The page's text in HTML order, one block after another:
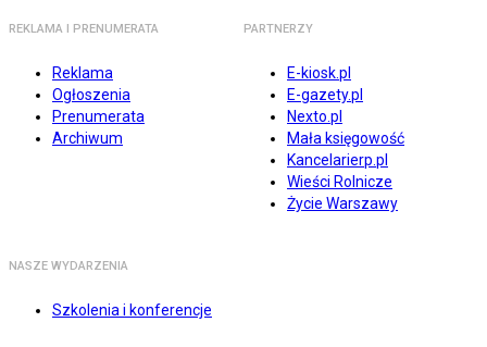
REKLAMA I PRENUMERATA
Reklama
Ogłoszenia
Prenumerata
Archiwum
PARTNERZY
E-kiosk.pl
E-gazety.pl
Nexto.pl
Mała księgowość
Kancelarierp.pl
Wieści Rolnicze
Życie Warszawy
NASZE WYDARZENIA
Szkolenia i konferencje